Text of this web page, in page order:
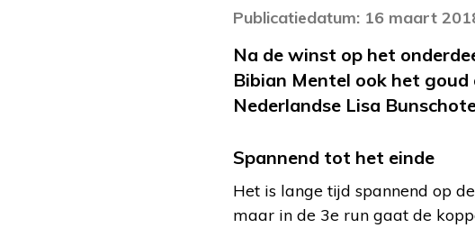
Publicatiedatum: 16 maart
Na de winst op het
Bibian Mentel ook het
Nederlandse Lisa
Spannend tot het einde
Het is lange tijd spannend op
maar in de 3e run gaat de